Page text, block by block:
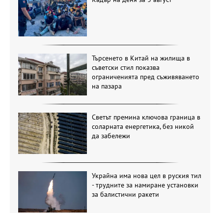
Търсенето в Китай на жилища в
съветски стил показва
ограниченията пред съживяването
на пазара
Светът премина ключова граница в
соларната енергетика, без никой
да забележи
Украйна има нова цел в руския тил
- трудните за намиране установки
за балистични ракети